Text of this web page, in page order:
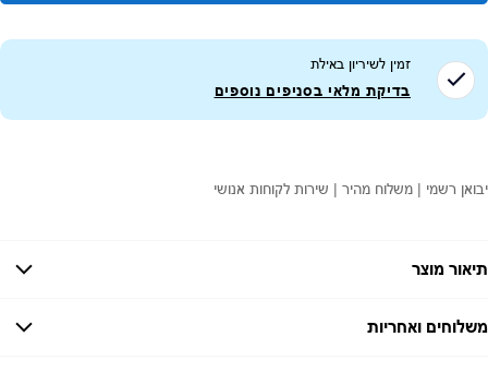
זמין לשיריון באילת
בדיקת מלאי בסניפים נוספים
יבואן רשמי | משלוח מהיר | שירות לקוחות אנושי
תיאור מוצר
משלוחים ואחריות